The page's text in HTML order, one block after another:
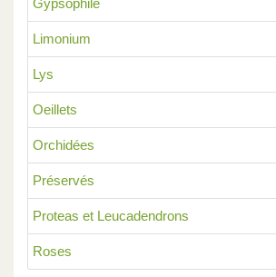
Limonium
Lys
Oeillets
Orchidées
Préservés
Proteas et Leucadendrons
Roses